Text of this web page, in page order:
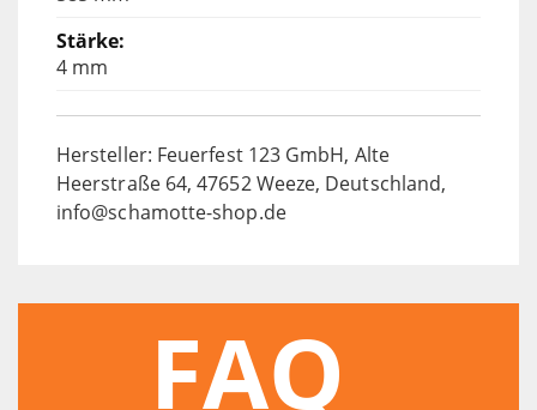
4 mm
Hersteller: Feuerfest 123 GmbH, Alte
Heerstraße 64, 47652 Weeze, Deutschland,
info@schamotte-shop.de
FAQ